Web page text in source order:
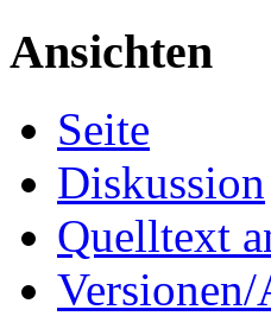
Ansichten
Seite
Diskussion
Quelltext